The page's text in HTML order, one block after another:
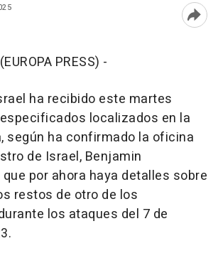
PRESS) -
ha recibido este martes
localizados en la
según ha confirmado la oficina
de Israel, Benjamin
por ahora haya detalles sobre
restos de otro de los
los ataques del 7 de